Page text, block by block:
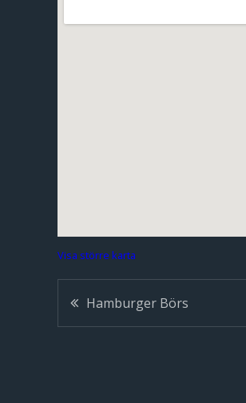
Visa större karta
Hamburger Börs